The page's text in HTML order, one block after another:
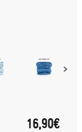
16,90€